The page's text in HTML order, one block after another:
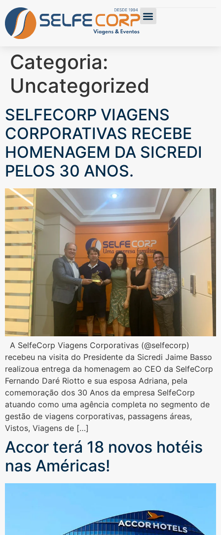
Categoria:
Uncategorized
SELFECORP VIAGENS
CORPORATIVAS RECEBE
HOMENAGEM DA SICREDI
PELOS 30 ANOS.
A SelfeCorp Viagens Corporativas (@selfecorp)
recebeu na visita do Presidente da Sicredi Jaime Basso
realizoua entrega da homenagem ao CEO da SelfeCorp
Fernando Daré Riotto e sua esposa Adriana, pela
comemoração dos 30 Anos da empresa SelfeCorp
atuando como uma agência completa no segmento de
gestão de viagens corporativas, passagens áreas,
Vistos, Viagens de […]
Accor terá 18 novos hotéis
nas Américas!